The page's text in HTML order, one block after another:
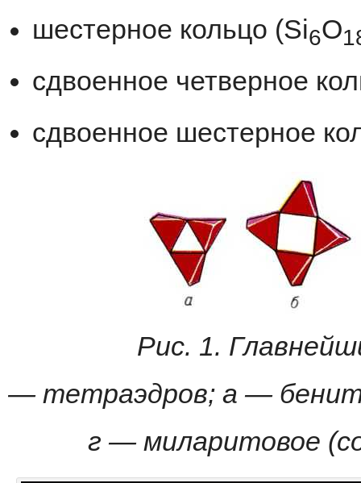
шестерное кольцо (Si6O
сдвоенное четверное
сдвоенное шестерное
Pис. 1.
— тетраэдров; a —
г — миларитовое